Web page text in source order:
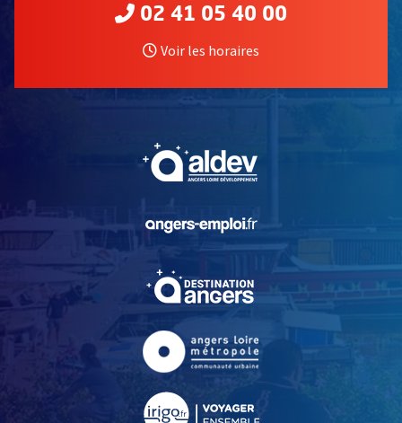
02 41 05 40 00
Voir les horaires
, Ouvre une nouvelle
, Ouvre une nouvelle